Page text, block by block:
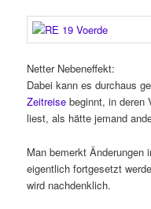
Netter Nebeneffekt:
Dabei kann es durchaus
Zeitreise beginnt, in deren
liest, als hätte jemand
Man bemerkt
eigentlich fortgesetzt
wird nachdenklich.